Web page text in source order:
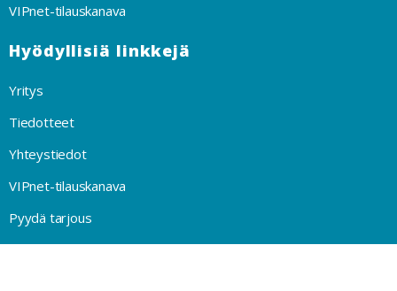
VIPnet-tilauskanava
Hyödyllisiä linkkejä
Yritys
Tiedotteet
Yhteystiedot
VIPnet-tilauskanava
Pyydä tarjous
Privacy Policy